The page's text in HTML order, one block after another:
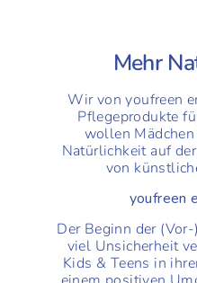
Mehr
Wir von youfreen
Pflegeprodukte
wollen
Natürlichkeit auf
von
youfreen
Der Beginn der
viel Unsicherheit
Kids & Teens in